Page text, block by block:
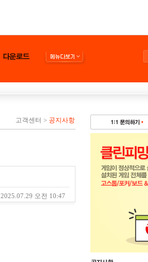
고객센터 > 공지사항
2025.07.29 오전 10:47